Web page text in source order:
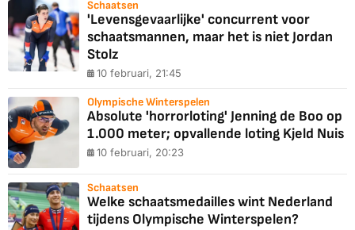
Schaatsen
'Levensgevaarlijke' concurrent voor
schaatsmannen, maar het is niet Jordan
Stolz
10 februari, 21:45
Olympische Winterspelen
Absolute 'horrorloting' Jenning de Boo op
1.000 meter; opvallende loting Kjeld Nuis
10 februari, 20:23
Schaatsen
Welke schaatsmedailles wint Nederland
tijdens Olympische Winterspelen?